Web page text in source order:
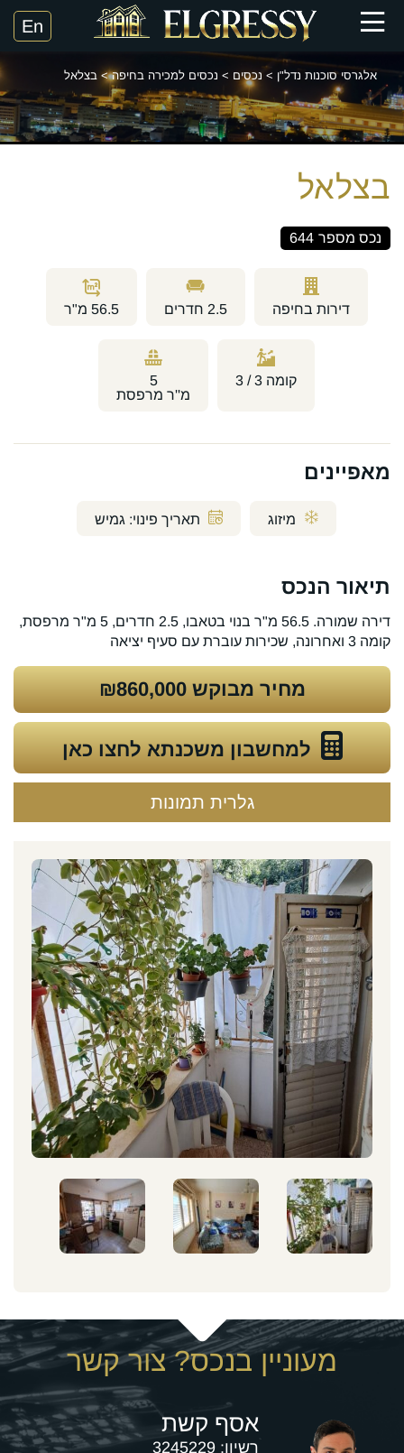
אלגרסי סוכנות נדל"ן > נכסים > נכסים למכירה בחיפה> בצלאל
בצלאל
נכס מספר 644
דירות בחיפה 2.5 חדרים 56.5 מ"ר
קומה
5
מ''ר מרפסת
מאפיינים
מיזוג תאריך פינוי: גמיש
תיאור הנכס
דירה שמורה. 56.5 מ"ר בנוי בטאבו, 2.5 חדרים, 5 מ"ר מרפסת,
קומה 3 ואחרונה, שכירות עוברת עם סעיף יציאה
מחיר מבוקש ₪860,000
למחשבון משכנתא לחצו כאן
גלרית תמונות
מעוניין בנכס? צור קשר
אסף קשת
רשיון: 3245229